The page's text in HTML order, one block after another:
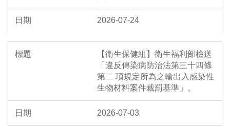
2026-07-24
【衛生保健組】衛生福利部檢送
「違反傳染病防治法第三十四條
第二 項規定所為之輸出入感染性
生物材料案件裁罰基準」。
2026-07-03